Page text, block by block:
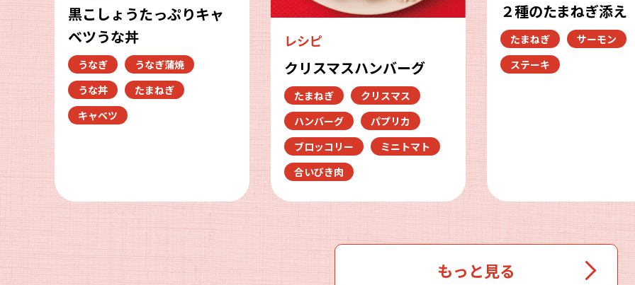
黒こしょうたっぷりキャ
ベツうな丼
うなぎ
うなぎ蒲焼
うな丼
たまねぎ
キャベツ
レシピ
クリスマスハンバーグ
たまねぎ
クリスマス
ハンバーグ
パプリカ
ブロッコリー
ミニトマト
合いびき肉
２種のたまねぎ添え
たまねぎ
サーモン
ステーキ
もっと見る